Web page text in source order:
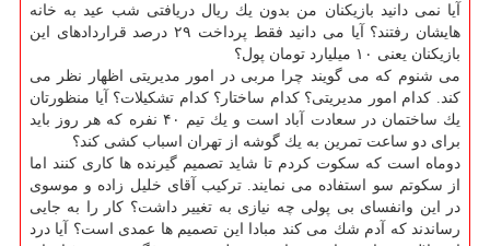
آیا نمی دانید بازیكنان من بدون یك ریال دریافتی شب عید به خانه
هایشان رفتند؟ آیا می دانید فقط پرداخت ۲۹ درصد قراردادهای این
بازیكنان یعنی ۱۰ میلیارد تومان پول؟
می شنوم كه می گویند چرا مربی در امور مدیریتی اظهار نظر می
كند. كدام امور مدیریتی؟ كدام ساختار؟ كدام تشكیلات؟ آیا منظورتان
یك ساختمان در سعادت آباد است و یك تیم ۴۰ نفره كه هر روز باید
برای دو ساعت تمرین به یك گوشه از تهران اسباب كشی كند؟
دوماه است كه سكوت كردم تا شاید تصمیم گیرنده ها كاری كنند اما
از سكوتم سو استفاده می نمایند. تركیب آقای خلیل زاده و موسوی
در این وانفسای بی پولی چه نیازی به تغییر داشت؟ كار را به جایی
رساندند كه آدم شك می كند مبادا این تصمیم ها عمدی است؟ آیا درد